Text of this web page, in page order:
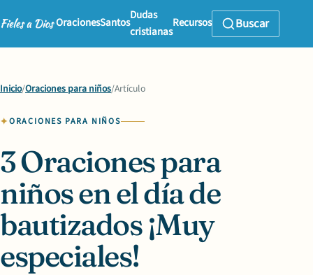
OracionesSantos
Dudas
cristianas
Recursos Buscar
Inicio/Oraciones para niños/Artículo
ORACIONES PARA NIÑOS
3 Oraciones para
niños en el día de
bautizados ¡Muy
especiales!